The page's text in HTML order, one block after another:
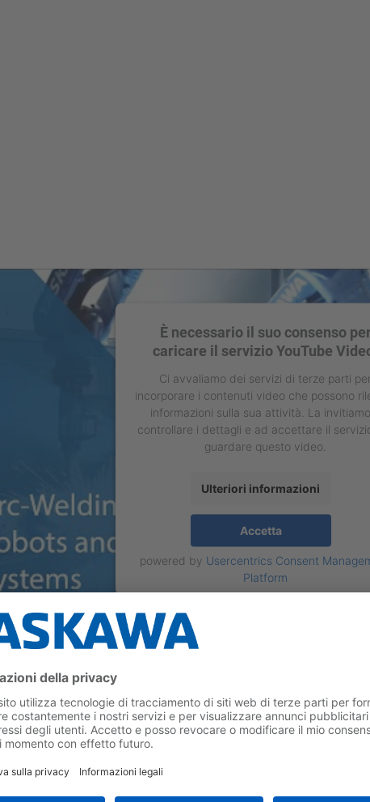
È necessario il suo consenso
caricare il servizio YouTube
Ci avvaliamo dei servizi di terze parti
incorporare i contenuti video che possono
informazioni sulla sua attività. La
controllare i dettagli e ad accettare il
guardare questo video.
Ulteriori informazioni
Accetta
powered by Usercentrics Consent
Platform